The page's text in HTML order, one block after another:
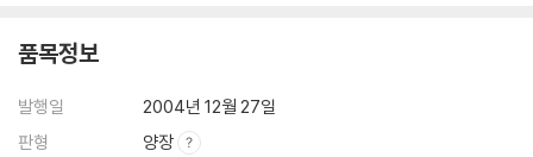
품목정보
발행일
2004년 12월 27일
판형
양장